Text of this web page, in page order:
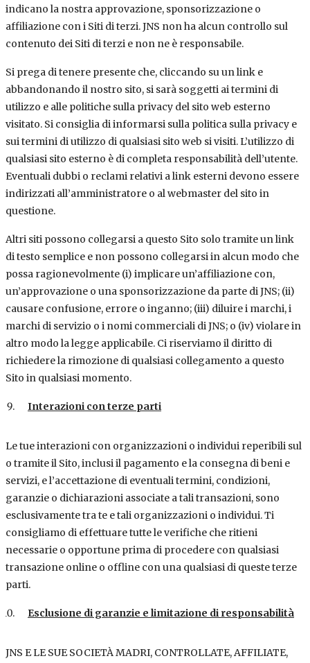
indicano la nostra approvazione, sponsorizzazione o
affiliazione con i Siti di terzi. JNS non ha alcun controllo sul
contenuto dei Siti di terzi e non ne è responsabile.
Si prega di tenere presente che, cliccando su un link e
abbandonando il nostro sito, si sarà soggetti ai termini di
utilizzo e alle politiche sulla privacy del sito web esterno
visitato. Si consiglia di informarsi sulla politica sulla privacy e
sui termini di utilizzo di qualsiasi sito web si visiti. L’utilizzo di
qualsiasi sito esterno è di completa responsabilità dell’utente.
Eventuali dubbi o reclami relativi a link esterni devono essere
indirizzati all’amministratore o al webmaster del sito in
questione.
Altri siti possono collegarsi a questo Sito solo tramite un link
di testo semplice e non possono collegarsi in alcun modo che
possa ragionevolmente (i) implicare un’affiliazione con,
un’approvazione o una sponsorizzazione da parte di JNS; (ii)
causare confusione, errore o inganno; (iii) diluire i marchi, i
marchi di servizio o i nomi commerciali di JNS; o (iv) violare in
altro modo la legge applicabile. Ci riserviamo il diritto di
richiedere la rimozione di qualsiasi collegamento a questo
Sito in qualsiasi momento.
Interazioni con terze parti
Le tue interazioni con organizzazioni o individui reperibili sul
o tramite il Sito, inclusi il pagamento e la consegna di beni e
servizi, e l’accettazione di eventuali termini, condizioni,
garanzie o dichiarazioni associate a tali transazioni, sono
esclusivamente tra te e tali organizzazioni o individui. Ti
consigliamo di effettuare tutte le verifiche che ritieni
necessarie o opportune prima di procedere con qualsiasi
transazione online o offline con una qualsiasi di queste terze
parti.
Esclusione di garanzie e limitazione di responsabilità
JNS E LE SUE SOCIETÀ MADRI, CONTROLLATE, AFFILIATE,